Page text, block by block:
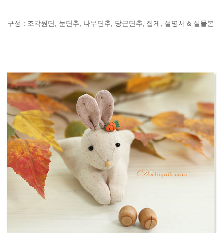
구성 : 조각원단, 눈단추, 나무단추, 당근단추, 집게, 설명서 & 실물본